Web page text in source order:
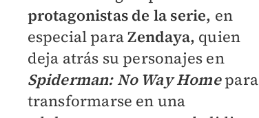
protagonistas de la serie, en
especial paraZendaya, quien
deja atrás su personajes en
Spiderman: No Way Homepara
transformarse en una